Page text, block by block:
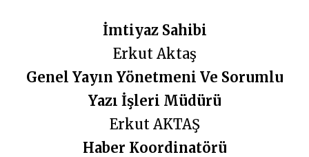
İmtiyaz Sahibi
Erkut Aktaş
Genel Yayın Yönetmeni Ve Sorumlu
Yazı İşleri Müdürü
Erkut AKTAŞ
Haber Koordinatörü